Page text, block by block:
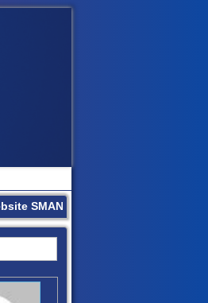
SMAN 3 BANDA ACEH. Terima